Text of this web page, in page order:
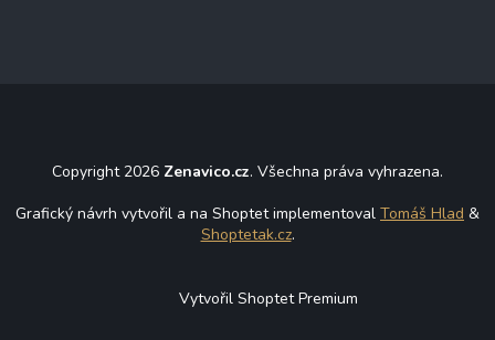
Copyright 2026 Zenavico.cz. Všechna práva vyhrazena.
Grafický návrh vytvořil a na Shoptet implementoval Tomáš Hlad &
Shoptetak.cz.
Vytvořil Shoptet Premium